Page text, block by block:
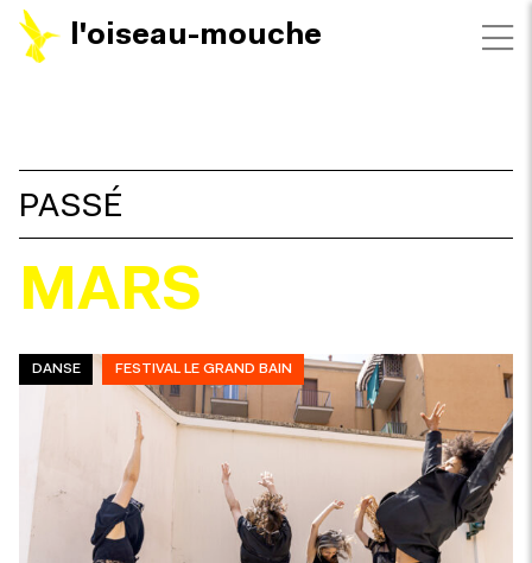
l'oiseau-mouche
FILTRES
PASSÉ
MARS
DANSE FESTIVAL LE GRAND BAIN